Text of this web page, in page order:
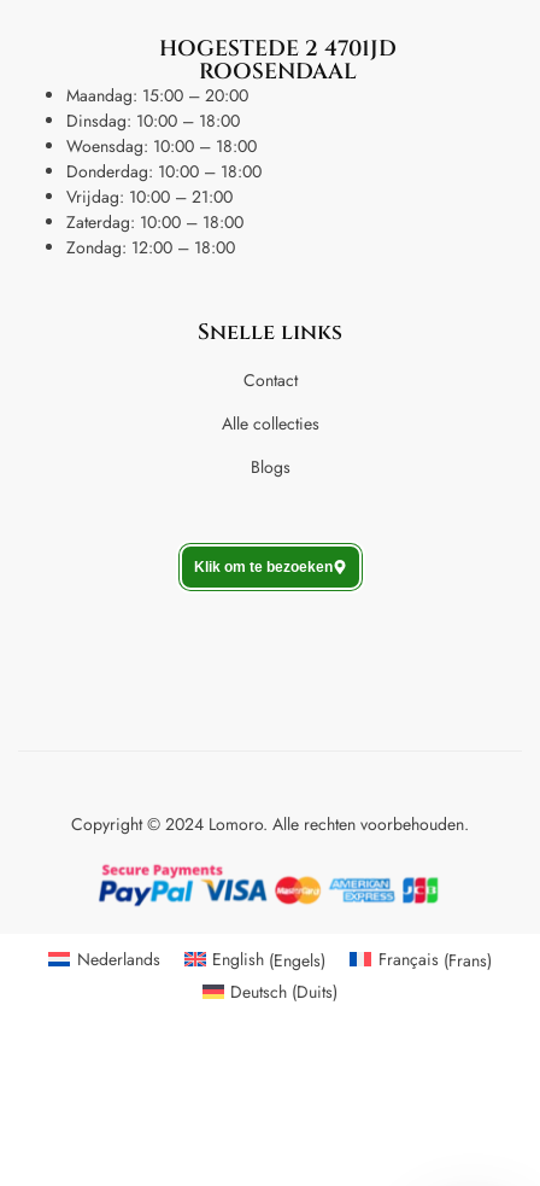
HOGESTEDE 2 4701JD
ROOSENDAAL
Maandag: 15:00 – 20:00
Dinsdag: 10:00 – 18:00
Woensdag: 10:00 – 18:00
Donderdag: 10:00 – 18:00
Vrijdag: 10:00 – 21:00
Zaterdag: 10:00 – 18:00
Zondag: 12:00 – 18:00
Snelle links
Contact
Alle collecties
Blogs
Klik om te bezoeken
Copyright © 2024 Lomoro. Alle rechten voorbehouden.
Nederlands English (Engels) Français(Frans)
Deutsch (Duits)